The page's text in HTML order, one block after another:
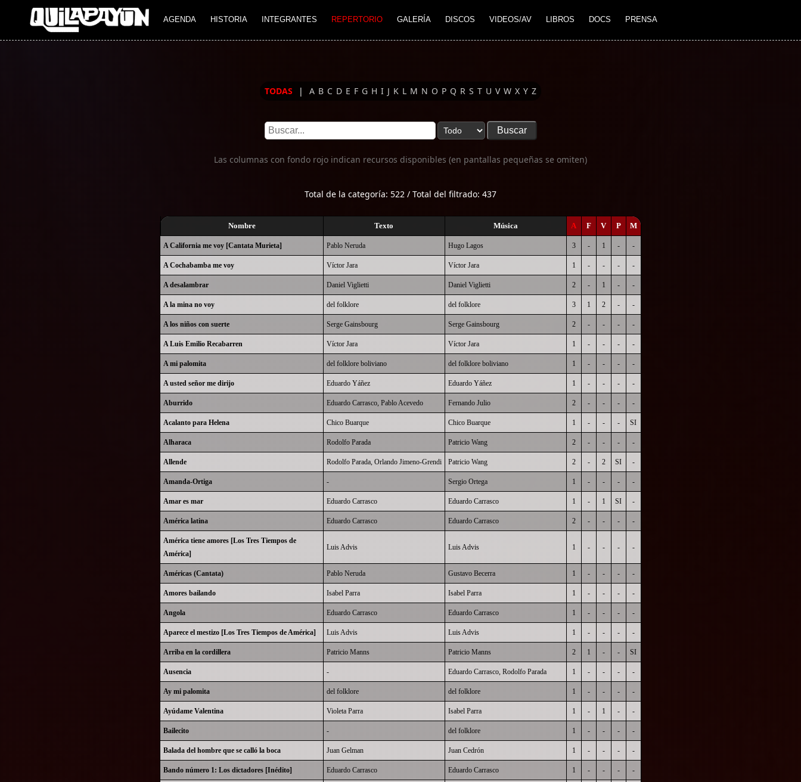
AGENDA HISTORIA INTEGRANTES REPERTORIO GALERÍA DISCOS VIDEOS/AV LIBROS DOCS PRENSA
Imagen 01
Imagen 02
TODAS | A B C D E F G H I J K L M N O P Q R S T U V W X Y Z
Las columnas con fondo rojo indican recursos disponibles (en pantallas pequeñas se omiten)
Total de la categoría: 522 / Total del filtrado: 437
Nombre Texto Música A F V P M
A California me voy [Cantata Murieta] Pablo Neruda Hugo Lagos 3 - 1 - -
A Cochabamba me voy Víctor Jara Víctor Jara 1 - - - -
A desalambrar Daniel Viglietti Daniel Viglietti 2 - 1 - -
A la mina no voy del folklore del folklore 3 1 2 - -
A los niños con suerte Serge Gainsbourg Serge Gainsbourg 2 - - - -
A Luis Emilio Recabarren Víctor Jara Víctor Jara 1 - - - -
A mi palomita del folklore boliviano del folklore boliviano 1 - - - -
A usted señor me dirijo Eduardo Yáñez Eduardo Yáñez 1 - - - -
Aburrido Eduardo Carrasco, Pablo Acevedo Fernando Julio 2 - - - -
Acalanto para Helena Chico Buarque Chico Buarque 1 - - - SI
Alharaca Rodolfo Parada Patricio Wang 2 - - - -
Allende Rodolfo Parada, Orlando Jimeno-Grendi Patricio Wang 2 - 2 SI -
Amanda-Ortiga - Sergio Ortega 1 - - - -
Amar es mar Eduardo Carrasco Eduardo Carrasco 1 - 1 SI -
América latina Eduardo Carrasco Eduardo Carrasco 2 - - - -
América tiene amores [Los Tres Tiempos de
América]
Luis Advis Luis Advis 1 - - - -
Américas (Cantata) Pablo Neruda Gustavo Becerra 1 - - - -
Amores bailando Isabel Parra Isabel Parra 1 - - - -
Angola Eduardo Carrasco Eduardo Carrasco 1 - - - -
Aparece el mestizo [Los Tres Tiempos de América] Luis Advis Luis Advis 1 - - - -
Arriba en la cordillera Patricio Manns Patricio Manns 2 1 - - SI
Ausencia - Eduardo Carrasco, Rodolfo Parada 1 - - - -
Ay mi palomita del folklore del folklore 1 - - - -
Ayúdame Valentina Violeta Parra Isabel Parra 1 - 1 - -
Bailecito - del folklore 1 - - - -
Balada del hombre que se calló la boca Juan Gelman Juan Cedrón 1 - - - -
Bando número 1: Los dictadores [Inédito] Eduardo Carrasco Eduardo Carrasco 1 - - - -